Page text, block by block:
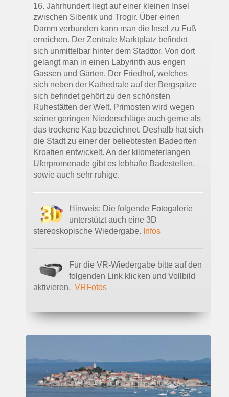
16. Jahrhundert liegt auf einer kleinen Insel
zwischen Sibenik und Trogir. Über einen
Damm verbunden kann man die Insel zu Fuß
erreichen. Der Zentrale Marktplatz befindet
sich unmittelbar hinter dem Stadttor. Von dort
gelangt man in einen Labyrinth aus engen
Gassen und Gärten. Der Friedhof, welches
sich neben der Kathedrale auf der Bergspitze
sich befindet gehört zu den schönsten
Ruhestätten der Welt. Primosten wird wegen
seiner geringen Niederschläge auch gerne als
das trockene Kap bezeichnet. Deshalb hat sich
die Stadt zu einer der beliebtesten Badeorten
Kroatien entwickelt. An der kilometerlangen
Uferpromenade gibt es lebhafte Badestellen,
sowie auch sehr ruhige.
Hinweis: Die folgende Fotogalerie
unterstützt auch eine 3D
stereoskopische Wiedergabe. Infos
Für die VR-Wiedergabe bitte auf den
folgenden Link klicken und Vollbild
aktivieren. VRFotos